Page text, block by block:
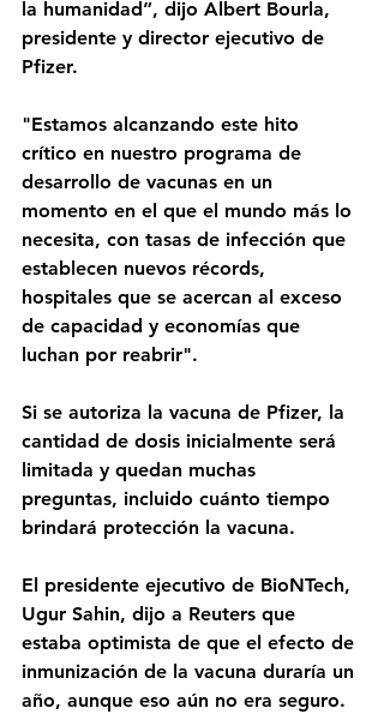
la humanidad”, dijo Albert Bourla,
presidente y director ejecutivo de
Pfizer.
"Estamos alcanzando este hito
crítico en nuestro programa de
desarrollo de vacunas en un
momento en el que el mundo más lo
necesita, con tasas de infección que
establecen nuevos récords,
hospitales que se acercan al exceso
de capacidad y economías que
luchan por reabrir".
Si se autoriza la vacuna de Pfizer, la
cantidad de dosis inicialmente será
limitada y quedan muchas
preguntas, incluido cuánto tiempo
brindará protección la vacuna.
El presidente ejecutivo de BioNTech,
Ugur Sahin, dijo a Reuters que
estaba optimista de que el efecto de
inmunización de la vacuna duraría un
año, aunque eso aún no era seguro.